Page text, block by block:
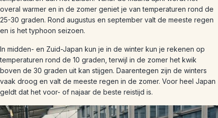
overal warmer en in de zomer geniet je van temperaturen rond de
25-30 graden. Rond augustus en september valt de meeste regen
en is het typhoon seizoen.
In midden- en Zuid-Japan kun je in de winter kun je rekenen op
temperaturen rond de 10 graden, terwijl in de zomer het kwik
boven de 30 graden uit kan stijgen. Daarentegen zijn de winters
vaak droog en valt de meeste regen in de zomer. Voor heel Japan
geldt dat het voor- of najaar de beste reistijd is.